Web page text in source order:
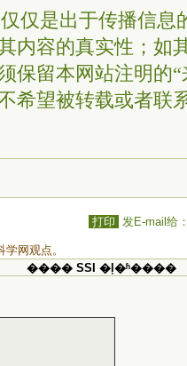
仅是出于传播信息
内容的真实性；如
保留本网站注明的
希望被转载或者联
打印 发E-mail给
学网观点。
���� SSI �ļ�ʱ����